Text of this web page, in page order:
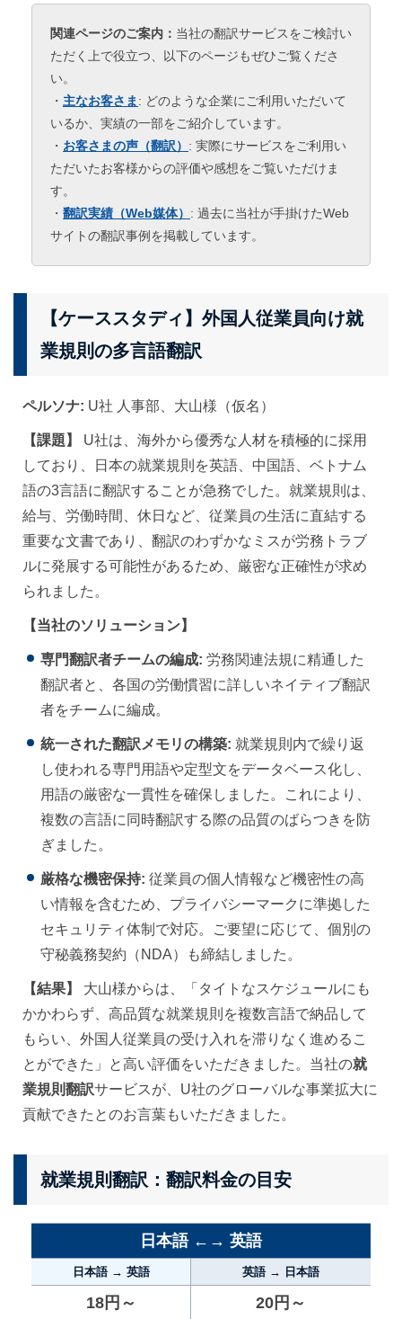
関連ページのご案内： 当社の翻訳サービスをご検討い
ただく上で役立つ、以下のページもぜひご覧くださ
い。
・ 主なお客さま : どのような企業にご利用いただいて
いるか、実績の一部をご紹介しています。
・ お客さまの声（翻訳） : 実際にサービスをご利用い
ただいたお客様からの評価や感想をご覧いただけま
す。
・ 翻訳実績（Web媒体） : 過去に当社が手掛けたWeb
サイトの翻訳事例を掲載しています。
【ケーススタディ】外国人従業員向け就
業規則の多言語翻訳
ペルソナ: U社 人事部、大山様（仮名）
【課題】
U社は、海外から優秀な人材を積極的に採用
しており、日本の就業規則を英語、中国語、ベトナム
語の3言語に翻訳することが急務でした。就業規則は、
給与、労働時間、休日など、従業員の生活に直結する
重要な文書であり、翻訳のわずかなミスが労務トラブ
ルに発展する可能性があるため、厳密な正確性が求め
られました。
【当社のソリューション】
専門翻訳者チームの編成: 労務関連法規に精通した
翻訳者と、各国の労働慣習に詳しいネイティブ翻訳
者をチームに編成。
統一された翻訳メモリの構築: 就業規則内で繰り返
し使われる専門用語や定型文をデータベース化し、
用語の厳密な一貫性を確保しました。これにより、
複数の言語に同時翻訳する際の品質のばらつきを防
ぎました。
厳格な機密保持: 従業員の個人情報など機密性の高
い情報を含むため、プライバシーマークに準拠した
セキュリティ体制で対応。ご要望に応じて、個別の
守秘義務契約（NDA）も締結しました。
【結果】
大山様からは、「タイトなスケジュールにも
かかわらず、高品質な就業規則を複数言語で納品して
もらい、外国人従業員の受け入れを滞りなく進めるこ
とができた」と高い評価をいただきました。当社の就
業規則翻訳サービスが、U社のグローバルな事業拡大に
貢献できたとのお言葉もいただきました。
就業規則翻訳：翻訳料金の目安
日本語 ←→ 英語
日本語 → 英語 英語 → 日本語
18円～ 20円～